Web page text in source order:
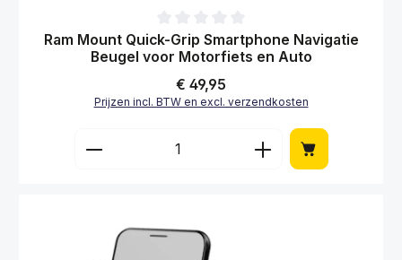
Gemiddelde waardering van 0 van 5 sterren
Ram Mount Quick-Grip Smartphone Navigatie
Beugel voor Motorfiets en Auto
Normale prijs:
€ 49,95
Prijzen incl. BTW en excl. verzendkosten
Producthoeveelheid: Voer de gewenste